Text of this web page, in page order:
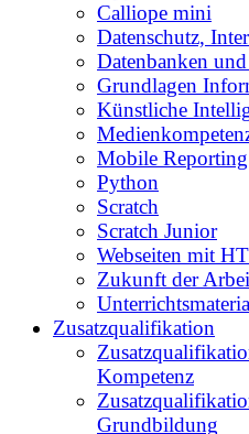
Calliope mini
Datenschutz,
Datenbanken
Grundlagen
Künstliche
Mobile Reporting
Python
Scratch
Scratch Junior
Webseiten mit
Zukunft der
Zusatzqualifikation
Kompetenz
Grundbildung